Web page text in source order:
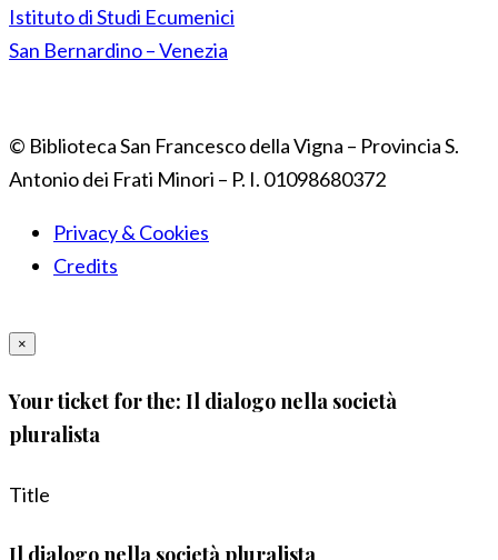
Istituto di Studi Ecumenici
San Bernardino – Venezia
© Biblioteca San Francesco della Vigna – Provincia S.
Antonio dei Frati Minori – P. I. 01098680372
Privacy & Cookies
Credits
×
Your ticket for the: Il dialogo nella società
pluralista
Title
Il dialogo nella società pluralista